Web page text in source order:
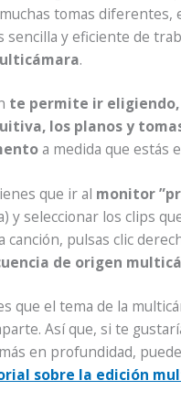
tomas diferentes,
sencilla y eficiente de
.
te permite ir
los planos y
a medida que estás
que ir al monitor
y seleccionar los clips
canción, pulsas clic
de origen
que el tema de la
Así que, si te
en profundidad,
sobre la edición